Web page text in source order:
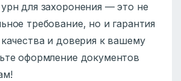
для захоронения — это не
требование, но и гарантия
и доверия к вашему
оформление документов